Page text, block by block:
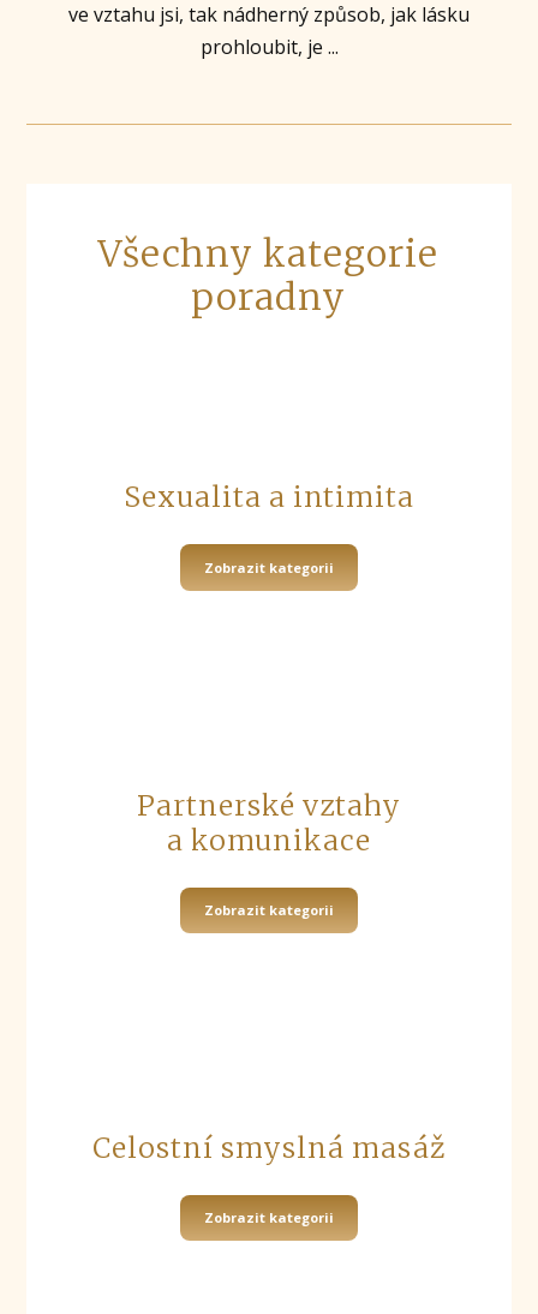
ve vztahu jsi, tak nádherný způsob, jak lásku
prohloubit, je ...
Všechny kategorie
poradny
Sexualita a intimita
Zobrazit kategorii
Partnerské vztahy
a komunikace
Zobrazit kategorii
Celostní smyslná masáž
Zobrazit kategorii